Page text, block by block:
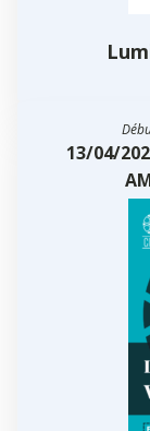
13/04/